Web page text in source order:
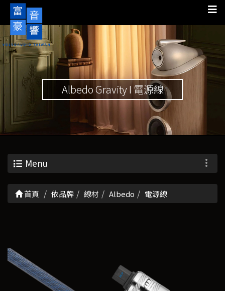
Albedo Gravity I 電源線
Menu
首頁 依品牌 線材 Albedo 電源線